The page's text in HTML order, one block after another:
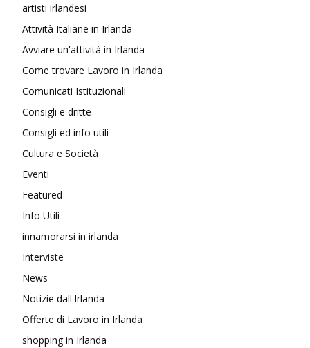
artisti irlandesi
Attività Italiane in Irlanda
Avviare un'attività in Irlanda
Come trovare Lavoro in Irlanda
Comunicati Istituzionali
Consigli e dritte
Consigli ed info utili
Cultura e Società
Eventi
Featured
Info Utili
innamorarsi in irlanda
Interviste
News
Notizie dall'Irlanda
Offerte di Lavoro in Irlanda
shopping in Irlanda